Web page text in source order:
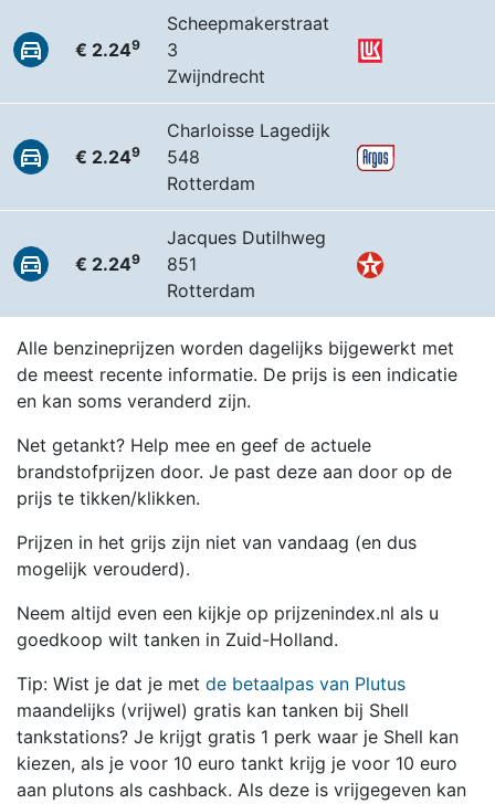
€ 2.249
Scheepmakerstraat
3
Zwijndrecht
€ 2.249
Charloisse Lagedijk
548
Rotterdam
€ 2.249
Jacques Dutilhweg
851
Rotterdam
Alle benzineprijzen worden dagelijks bijgewerkt met
de meest recente informatie. De prijs is een indicatie
en kan soms veranderd zijn.
Net getankt? Help mee en geef de actuele
brandstofprijzen door. Je past deze aan door op de
prijs te tikken/klikken.
Prijzen in het grijs zijn niet van vandaag (en dus
mogelijk verouderd).
Neem altijd even een kijkje op prijzenindex.nl als u
goedkoop wilt tanken in Zuid-Holland.
Tip: Wist je dat je met de betaalpas van Plutus
maandelijks (vrijwel) gratis kan tanken bij Shell
tankstations? Je krijgt gratis 1 perk waar je Shell kan
kiezen, als je voor 10 euro tankt krijg je voor 10 euro
aan plutons als cashback. Als deze is vrijgegeven kan